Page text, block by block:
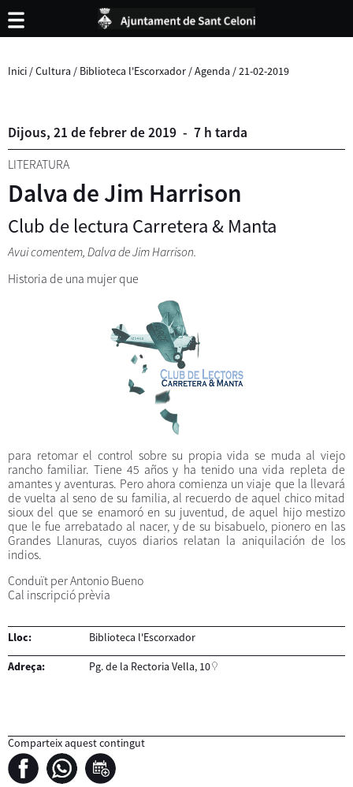
Inici /Cultura / Biblioteca l'Escorxador /Agenda /21-02-2019
Dijous, 21 defebrerde2019 - 7 h tarda
LITERATURA
Dalva de Jim Harrison
Club de lectura Carretera & Manta
Avui comentem, Dalva de Jim Harrison.
Historia de una mujer que
para retomar el control sobre su propia vida se muda al viejo
rancho familiar. Tiene 45 años y ha tenido una vida repleta de
amantes y aventuras. Pero ahora comienza un viaje que la llevará
de vuelta al seno de su familia, al recuerdo de aquel chico mitad
sioux del que se enamoró en su juventud, de aquel hijo mestizo
que le fue arrebatado al nacer, y de su bisabuelo, pionero en las
Grandes Llanuras, cuyos diarios relatan la aniquilación de los
indios.
Conduït per Antonio Bueno
Cal inscripció prèvia
Lloc: Biblioteca l'Escorxador
Adreça: Pg. de la Rectoria Vella, 10
Comparteix aquest contingut